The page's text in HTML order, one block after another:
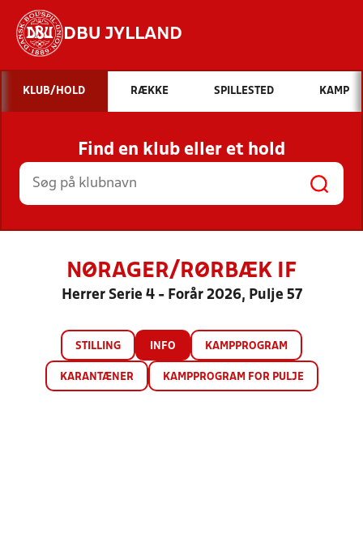
DBU JYLLAND
Hvad vil du søge efter?
INDHOLD OG NYHEDER
STILLINGER, RESULTATER, KLUBBER OG
HOLD
KLUB/HOLD RÆKKE SPILLESTED KAMP
Find en klub eller et hold
NØRAGER/RØRBÆK IF
Herrer Serie 4 - Forår 2026, Pulje 57
STILLING INFO KAMPPROGRAM
KARANTÆNER KAMPPROGRAM FOR PULJE